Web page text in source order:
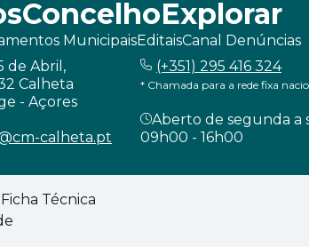
ConcelhoExplorar
MunicipaisEditaisCanal Denúncias
de Abril,
Calheta
- Açores
calheta.pt
(+351) 295 416 324
* Chamada para a rede fixa
Aberto de segunda a
09h00 - 16h00
Ficha Técnica